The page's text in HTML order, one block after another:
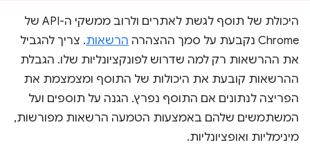
היכולת של תוסף לגשת לאתרים ולרוב ממשקי ה-API של
Chrome נקבעת על סמך ההצהרה
הרשאות. צריך להגביל
את ההרשאות רק למה שדרוש לפונקציונליות שלו. הגבלת
ההרשאות קובעת את היכולות של התוסף ומצמצמת את
הפריצה לנתונים אם התוסף נפרץ. הגנה על תוספים ועל
המשתמשים שלהם באמצעות הטמעה הרשאות מפורשות,
מינימליות ואופציונליות.